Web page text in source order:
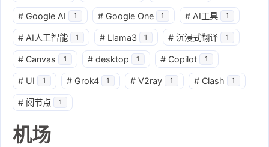
# Google AI 1 # Google One 1 # AI工具 1
# AI人工智能 1 # Llama3 1 # 沉浸式翻译 1
# Canvas 1 # desktop 1 # Copilot 1
# UI 1 # Grok4 1 # V2ray 1 # Clash 1
# 阅节点 1
机场